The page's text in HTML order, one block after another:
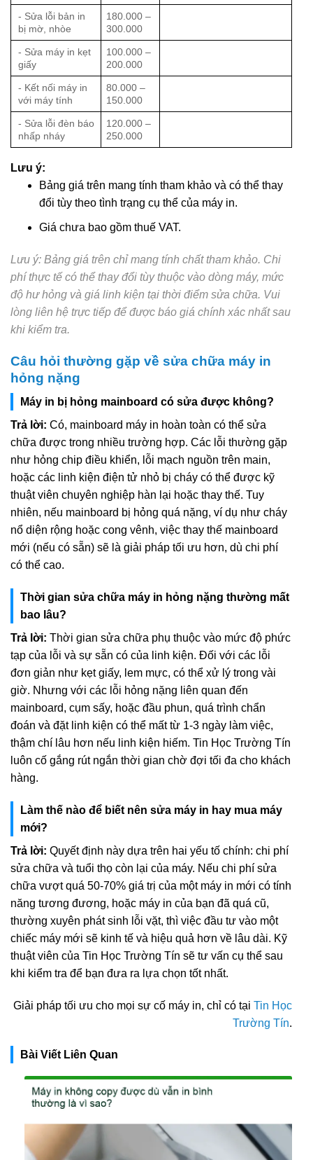
- Sửa lỗi bản in
bị mờ, nhòe
180.000 –
300.000
- Sửa máy in kẹt
giấy
100.000 –
200.000
- Kết nối máy in
với máy tính
80.000 –
150.000
- Sửa lỗi đèn báo
nhấp nháy
120.000 –
250.000
Lưu ý:
Bảng giá trên mang tính tham khảo và có thể thay
đổi tùy theo tình trạng cụ thể của máy in.
Giá chưa bao gồm thuế VAT.
Lưu ý: Bảng giá trên chỉ mang tính chất tham khảo. Chi
phí thực tế có thể thay đổi tùy thuộc vào dòng máy, mức
độ hư hỏng và giá linh kiện tại thời điểm sửa chữa. Vui
lòng liên hệ trực tiếp để được báo giá chính xác nhất sau
khi kiểm tra.
Câu hỏi thường gặp về sửa chữa máy in
hỏng nặng
Máy in bị hỏng mainboard có sửa được không?
Trả lời: Có, mainboard máy in hoàn toàn có thể sửa
chữa được trong nhiều trường hợp. Các lỗi thường gặp
như hỏng chip điều khiển, lỗi mạch nguồn trên main,
hoặc các linh kiện điện tử nhỏ bị cháy có thể được kỹ
thuật viên chuyên nghiệp hàn lại hoặc thay thế. Tuy
nhiên, nếu mainboard bị hỏng quá nặng, ví dụ như cháy
nổ diện rộng hoặc cong vênh, việc thay thế mainboard
mới (nếu có sẵn) sẽ là giải pháp tối ưu hơn, dù chi phí
có thể cao.
Thời gian sửa chữa máy in hỏng nặng thường mất
bao lâu?
Trả lời: Thời gian sửa chữa phụ thuộc vào mức độ phức
tạp của lỗi và sự sẵn có của linh kiện. Đối với các lỗi
đơn giản như kẹt giấy, lem mực, có thể xử lý trong vài
giờ. Nhưng với các lỗi hỏng nặng liên quan đến
mainboard, cụm sấy, hoặc đầu phun, quá trình chẩn
đoán và đặt linh kiện có thể mất từ 1-3 ngày làm việc,
thậm chí lâu hơn nếu linh kiện hiếm. Tin Học Trường Tín
luôn cố gắng rút ngắn thời gian chờ đợi tối đa cho khách
hàng.
Làm thế nào để biết nên sửa máy in hay mua máy
mới?
Trả lời: Quyết định này dựa trên hai yếu tố chính: chi phí
sửa chữa và tuổi thọ còn lại của máy. Nếu chi phí sửa
chữa vượt quá 50-70% giá trị của một máy in mới có tính
năng tương đương, hoặc máy in của bạn đã quá cũ,
thường xuyên phát sinh lỗi vặt, thì việc đầu tư vào một
chiếc máy mới sẽ kinh tế và hiệu quả hơn về lâu dài. Kỹ
thuật viên của Tin Học Trường Tín sẽ tư vấn cụ thể sau
khi kiểm tra để bạn đưa ra lựa chọn tốt nhất.
Giải pháp tối ưu cho mọi sự cố máy in, chỉ có tại Tin Học
Trường Tín.
Bài Viết Liên Quan